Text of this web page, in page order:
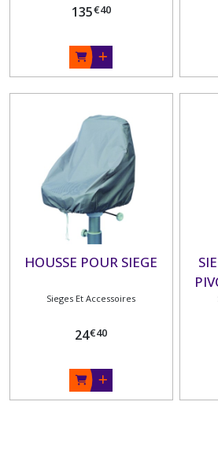
135€40
HOUSSE POUR SIEGE
Sieges Et Accessoires
24€40